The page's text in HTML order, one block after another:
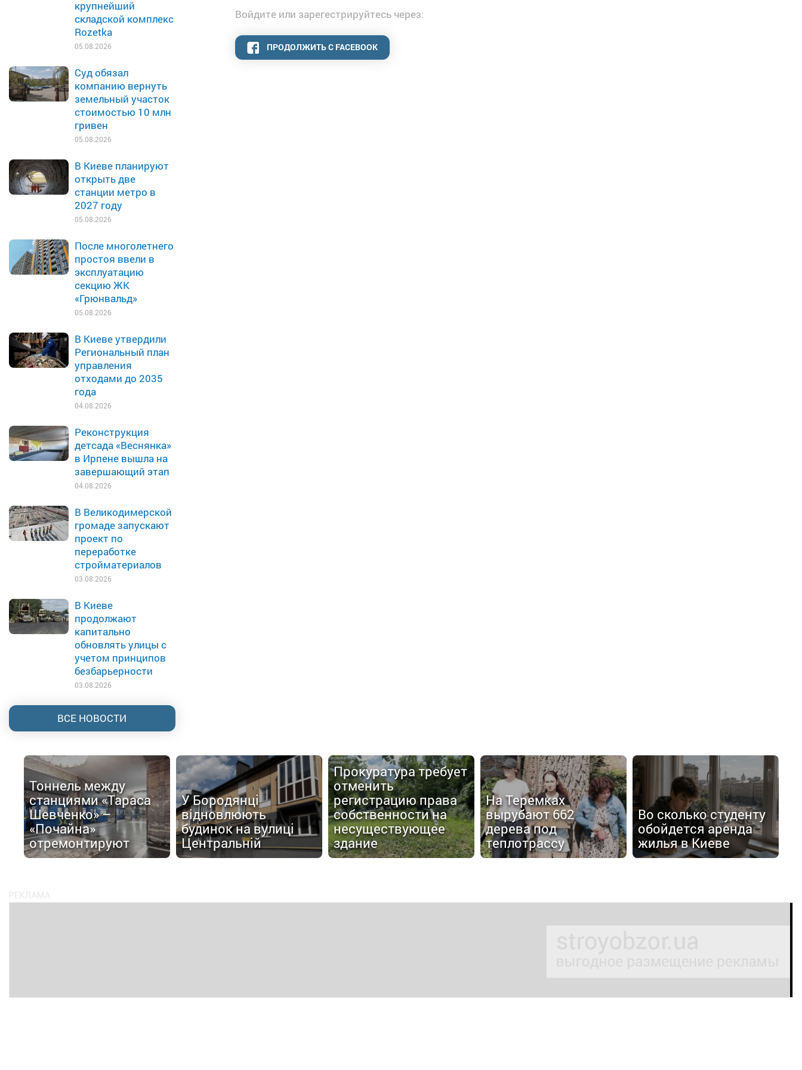
крупнейший
складской комплекс
Rozetka
05.08.2026
Суд обязал
компанию вернуть
земельный участок
стоимостью 10 млн
гривен
05.08.2026
В Киеве планируют
открыть две
станции метро в
2027 году
05.08.2026
После многолетнего
простоя ввели в
эксплуатацию
секцию ЖК
«Грюнвальд»
05.08.2026
В Киеве утвердили
Региональный план
управления
отходами до 2035
года
04.08.2026
Реконструкция
детсада «Веснянка»
в Ирпене вышла на
завершающий этап
04.08.2026
В Великодимерской
громаде запускают
проект по
переработке
стройматериалов
03.08.2026
В Киеве
продолжают
капитально
обновлять улицы с
учетом принципов
безбарьерности
03.08.2026
ВСЕ НОВОСТИ
Войдите или зарегестрируйтесь через:
ПРОДОЛЖИТЬ С FACEBOOK
Тоннель между
станциями «Тараса
Шевченко» –
«Почайна»
отремонтируют
У Бородянці
відновлюють
будинок на вулиці
Центральній
Прокуратура требует
отменить
регистрацию права
собственности на
несуществующее
здание
На Теремках
вырубают 662
дерева под
теплотрассу
Во сколько студенту
обойдется аренда
жилья в Киеве